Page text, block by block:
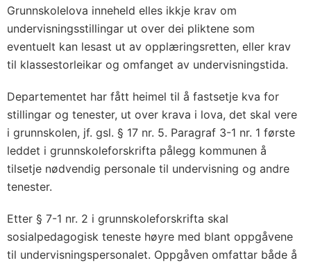
Grunnskolelova inneheld elles ikkje krav om
undervisningsstillingar ut over dei pliktene som
eventuelt kan lesast ut av opplæringsretten, eller krav
til klassestorleikar og omfanget av undervisningstida.
Departementet har fått heimel til å fastsetje kva for
stillingar og tenester, ut over krava i lova, det skal vere
i grunnskolen, jf. gsl. § 17 nr. 5. Paragraf 3-1 nr. 1 første
leddet i grunnskoleforskrifta pålegg kommunen å
tilsetje nødvendig personale til undervisning og andre
tenester.
Etter § 7-1 nr. 2 i grunnskoleforskrifta skal
sosialpedagogisk teneste høyre med blant oppgåvene
til undervisningspersonalet. Oppgåven omfattar både å